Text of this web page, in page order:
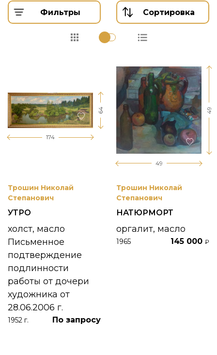
Фильтры Сортировка
174
64
Трошин Николай
Степанович
УТРО
холст, масло
Письменное
подтверждение
подлинности
работы от дочери
художника от
28.06.2006 г.
1952 г. По запросу
49
49
Трошин Николай
Степанович
НАТЮРМОРТ
оргалит, масло
1965 145 000 ₽